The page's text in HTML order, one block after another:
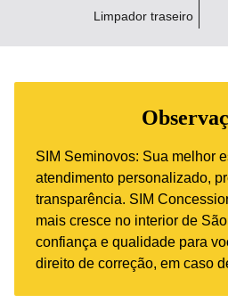
Limpador traseiro
SIM Seminovos: Sua melhor
atendimento personalizado,
transparência. SIM
mais cresce no interior de
confiança e qualidade para
direito de correção, em caso